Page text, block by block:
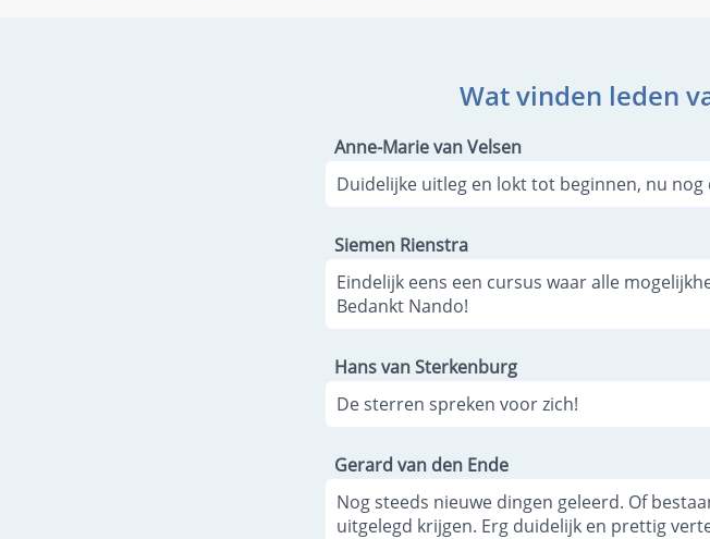
Wat vinden leden
Anne-Marie van Velsen
Duidelijke uitleg en lokt tot beginnen, nu
Siemen Rienstra
Eindelijk eens een cursus waar alle
Bedankt Nando!
Hans van Sterkenburg
De sterren spreken voor zich!
Gerard van den Ende
Nog steeds nieuwe dingen geleerd. Of
uitgelegd krijgen. Erg duidelijk en prettig